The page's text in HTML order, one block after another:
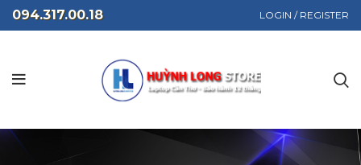
094.317.00.18 LOGIN / REGISTER